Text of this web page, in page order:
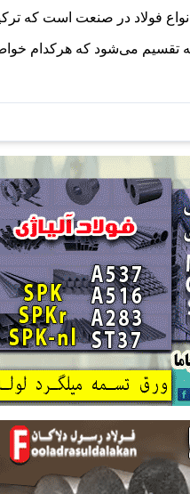
تقسیم می‌شود که هرکدام